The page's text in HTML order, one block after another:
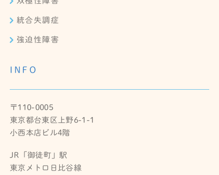
統合失調症
強迫性障害
INFO
〒110-0005
東京都台東区上野6-1-1
小西本店ビル4階
JR「御徒町」駅
東京メトロ日比谷線